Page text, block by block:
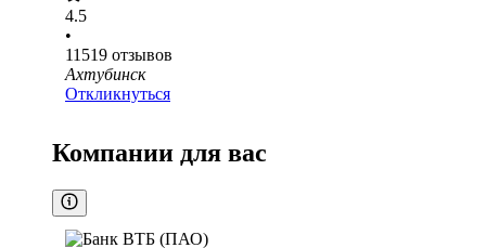
4.5
•
11519 отзывов
Ахтубинск
Откликнуться
Компании для вас